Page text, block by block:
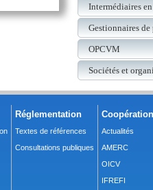
Intermédiaires
Gestionnaires
OPCVM
Sociétés et
Réglementation
Textes de références
Consultations publiques
Coopération
Actualités
AMERC
OICV
IFREFI